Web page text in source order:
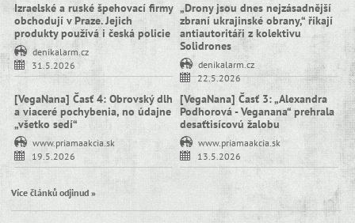
Izraelské a ruské špehovací firmy
obchodují v Praze. Jejich
produkty používá i česká policie
denikalarm.cz
31.5.2026
„Drony jsou dnes nejzásadnější
zbraní ukrajinské obrany,“ říkají
antiautoritáři z kolektivu
Solidrones
denikalarm.cz
22.5.2026
[VegaNana] Časť 4: Obrovský dlh
a viaceré pochybenia, no údajne
„všetko sedí“
www.priamaakcia.sk
19.5.2026
[VegaNana] Časť 3: „Alexandra
Podhorová - Veganana“ prehrala
desaťtisícovú žalobu
www.priamaakcia.sk
13.5.2026
Více článků odjinud »